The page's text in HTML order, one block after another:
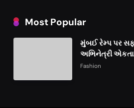
Most Popular
મુંબઈ રેમ્પ પર
અભિનેત્રી
વીકમાં પોતાની
Fashion